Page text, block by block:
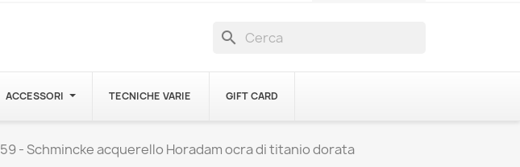
search
ACCESSORI TECNICHE VARIE GIFT CARD
- Schmincke acquerello Horadam ocra di titanio dorata